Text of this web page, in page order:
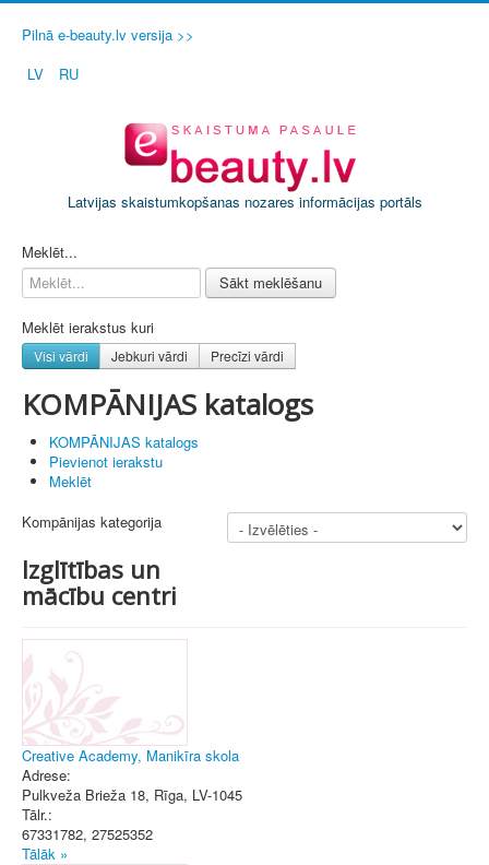
Pilnā e-beauty.lv versija >>
LV
RU
Latvijas skaistumkopšanas nozares informācijas portāls
Meklēt...
Sākt meklēšanu
Meklēt ierakstus kuri
Visi vārdi Jebkuri vārdi Precīzi vārdi
KOMPĀNIJAS katalogs
KOMPĀNIJAS katalogs
Pievienot ierakstu
Meklēt
Kompānijas kategorija
Izglītības un
mācību centri
Creative Academy, Manikīra skola
Adrese:
Pulkveža Brieža 18, Rīga, LV-1045
Tālr.:
67331782, 27525352
Tālāk »